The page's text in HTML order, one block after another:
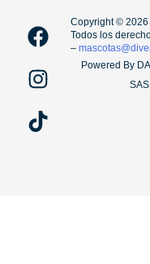
F
a
c
e
b
o
I
n
s
t
a
g
T
i
k
t
o
k
Copyright ©️
Todos los
–
Powered By
SAS